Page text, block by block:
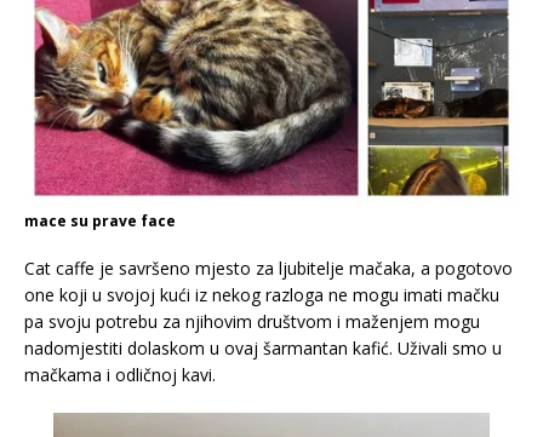
mace su prave face
Cat caffe je savršeno mjesto za ljubitelje mačaka, a pogotovo
one koji u svojoj kući iz nekog razloga ne mogu imati mačku
pa svoju potrebu za njihovim društvom i maženjem mogu
nadomjestiti dolaskom u ovaj šarmantan kafić. Uživali smo u
mačkama i odličnoj kavi.